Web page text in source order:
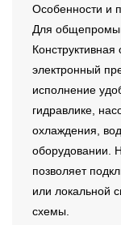
Особенности и
Для
электронный
исполнение
гидравлике,
охлаждения,
оборудовании.
позволяет
или локальной
схемы.